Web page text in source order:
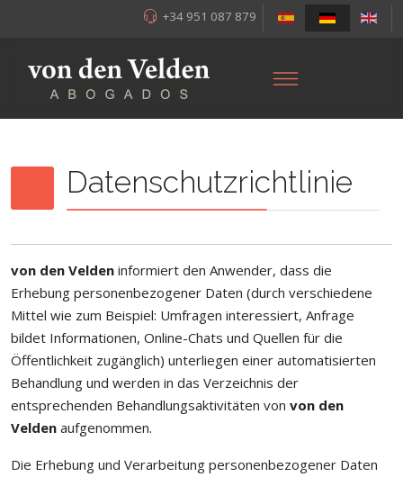
+34 951 087 879
Datenschutzrichtlinie
von den Velden informiert den Anwender, dass die
Erhebung personenbezogener Daten (durch verschiedene
Mittel wie zum Beispiel: Umfragen interessiert, Anfrage
bildet Informationen, Online-Chats und Quellen für die
Öffentlichkeit zugänglich) unterliegen einer automatisierten
Behandlung und werden in das Verzeichnis der
entsprechenden Behandlungsaktivitäten von von den
Velden aufgenommen.
Die Erhebung und Verarbeitung personenbezogener Daten